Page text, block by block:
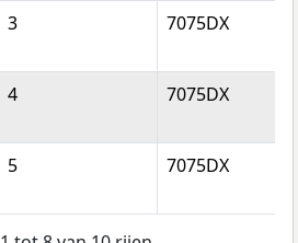
3 7075DX
4 7075DX
5 7075DX